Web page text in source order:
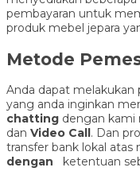
pembayaran untuk
produk mebel jepara
Metode
Anda dapat melakukan
yang anda inginkan
chatting dengan kami
dan Video Call. Dan
transfer bank lokal atas
dengan ketentuan